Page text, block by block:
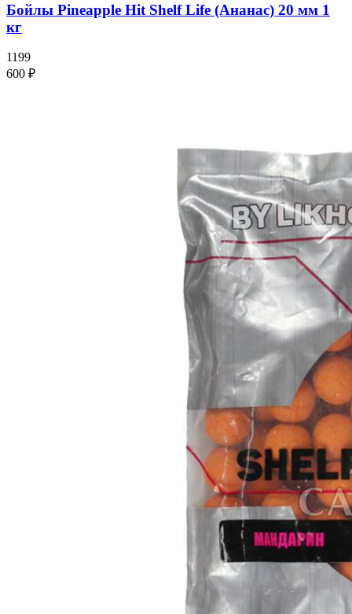
Бойлы Pineapple Hit Shelf Life (Ананас) 20 мм 1
кг
1199
600 ₽